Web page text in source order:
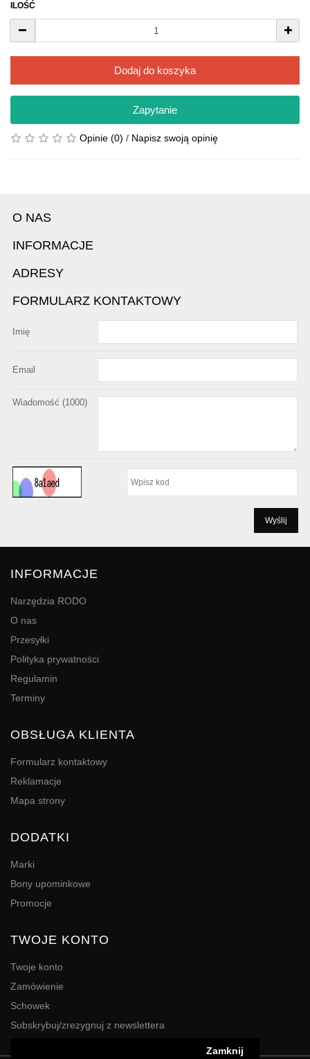
Zamknij
ILOŚĆ
Dodaj do koszyka
Zapytanie
Opinie (0) / Napisz swoją opinię
O NAS
INFORMACJE
ADRESY
FORMULARZ KONTAKTOWY
Imię
Email
Wiadomość (1000)
INFORMACJE
Narzędzia RODO
O nas
Przesyłki
Polityka prywatności
Regulamin
Terminy
OBSŁUGA KLIENTA
Formularz kontaktowy
Reklamacje
Mapa strony
DODATKI
Marki
Bony upominkowe
Promocje
TWOJE KONTO
Twoje konto
Zamówienie
Schowek
Subskrybuj/zrezygnuj z newslettera